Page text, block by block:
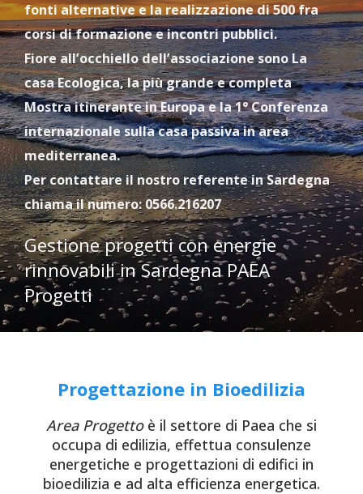
fonti alternative e la realizzazione di 500 fra
corsi di formazione e incontri pubblici.
Fiore all’occhiello dell’associazione sono La
casa Ecologica, la più grande e completa
Mostra itinerante in Europa e la 1° Conferenza
internazionale sulla casa passiva in area
mediterranea.
Per contattare il nostro referente in Sardegna
chiama il numero: 0566.216207
Gestione progetti con energie
rinnovabili in Sardegna PAEA
Progetti
Progettazione in Bioedilizia
Area Progettoè il settore di Paea che si
occupa di edilizia, effettua consulenze
energetiche e progettazioni di edifici in
bioedilizia e ad alta efficienza energetica.